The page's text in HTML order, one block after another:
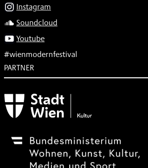
Instagram
Soundcloud
Youtube
#wienmodernfestival
PARTNER
Subventionsgeber